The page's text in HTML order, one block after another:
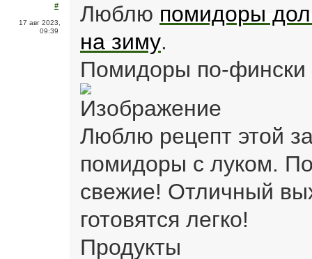
#
17 авг 2023,
09:39
Люблю помидоры
на зиму.
Помидоры по-фински
Люблю рецепт этой
помидоры с луком.
свежие! Отличный
готовятся легко!
Продукты